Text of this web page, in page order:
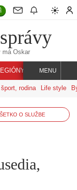
má Oskar
INDEX SVET
MENU
rodina Life style
O SLUŽBE